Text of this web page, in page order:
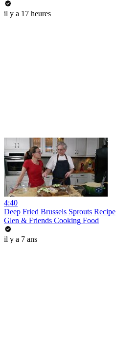
il y a 17 heures
4:40
Deep Fried Brussels Sprouts Recipe
Glen & Friends Cooking Food
il y a 7 ans